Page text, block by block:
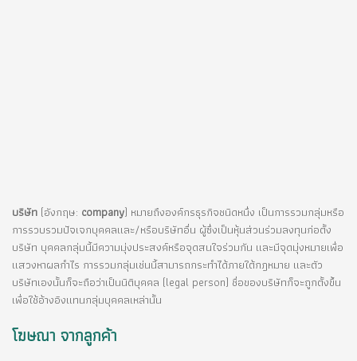
บริษัท (อังกฤษ: company) หมายถึงองค์กรธุรกิจชนิดหนึ่ง เป็นการรวมกลุ่มหรือ
การรวบรวมปัจเจกบุคคลและ/หรือบริษัทอื่น ผู้ซึ่งเป็นหุ้นส่วนร่วมลงทุนก่อตั้ง
บริษัท บุคคลกลุ่มนี้มีความมุ่งประสงค์หรือจุดสนใจร่วมกัน และมีจุดมุ่งหมายเพื่อ
แสวงหาผลกำไร การรวมกลุ่มเช่นนี้สามารถกระทำได้ภายใต้กฎหมาย และตัว
บริษัทเองนั้นก็จะถือว่าเป็นนิติบุคคล (legal person) ชื่อของบริษัทก็จะถูกตั้งขึ้น
เพื่อใช้อ้างอิงแทนกลุ่มบุคคลเหล่านั้น
โฆษณา จากลูกค้า